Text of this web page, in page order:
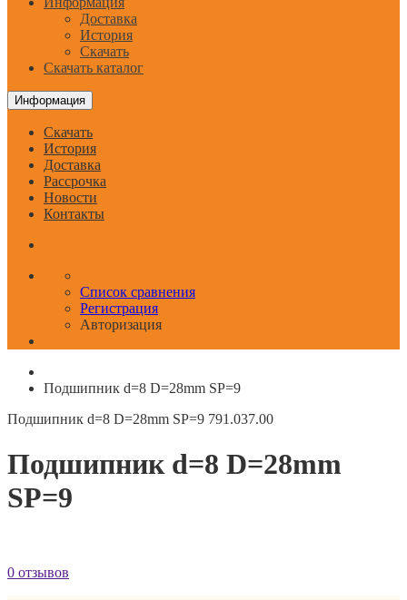
Доставка
История
Скачать
Скачать каталог
Информация
Скачать
История
Доставка
Рассрочка
Новости
Контакты
Список сравнения
Регистрация
Авторизация
Подшипник d=8 D=28mm SP=9
Подшипник d=8 D=28mm SP=9 791.037.00
Подшипник d=8 D=28mm
SP=9
0 отзывов